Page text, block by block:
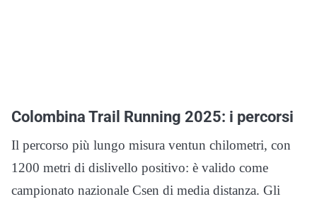
Colombina Trail Running 2025: i percorsi
Il percorso più lungo misura ventun chilometri, con
1200 metri di dislivello positivo: è valido come
campionato nazionale Csen di media distanza. Gli